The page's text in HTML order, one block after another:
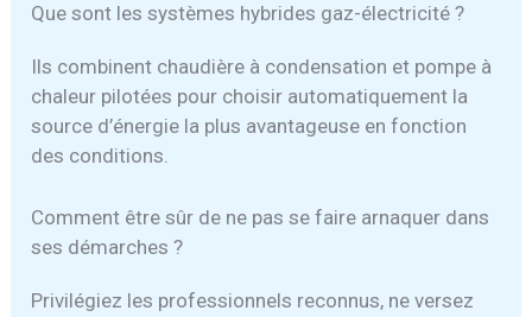
Que sont les systèmes hybrides gaz-électricité ?
Ils combinent chaudière à condensation et pompe à
chaleur pilotées pour choisir automatiquement la
source d’énergie la plus avantageuse en fonction
des conditions.
Comment être sûr de ne pas se faire arnaquer dans
ses démarches ?
Privilégiez les professionnels reconnus, ne versez